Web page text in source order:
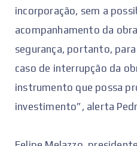
incorporação, sem a
acompanhamento da
segurança, portanto,
caso de interrupção da
instrumento que possa
investimento”, alerta